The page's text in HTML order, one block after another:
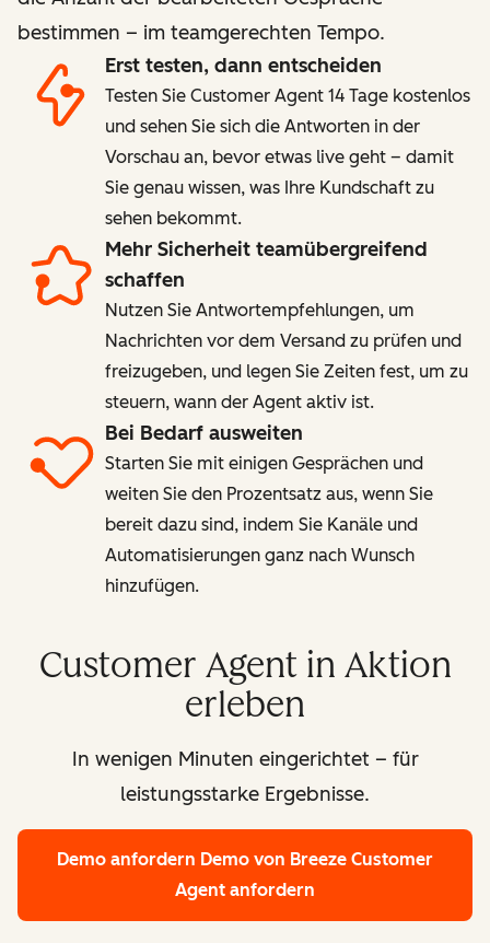
bestimmen – im teamgerechten Tempo.
Erst testen, dann entscheiden
Testen Sie Customer Agent 14 Tage kostenlos
und sehen Sie sich die Antworten in der
Vorschau an, bevor etwas live geht – damit
Sie genau wissen, was Ihre Kundschaft zu
sehen bekommt.
Mehr Sicherheit teamübergreifend
schaffen
Nutzen Sie Antwortempfehlungen, um
Nachrichten vor dem Versand zu prüfen und
freizugeben, und legen Sie Zeiten fest, um zu
steuern, wann der Agent aktiv ist.
Bei Bedarf ausweiten
Starten Sie mit einigen Gesprächen und
weiten Sie den Prozentsatz aus, wenn Sie
bereit dazu sind, indem Sie Kanäle und
Automatisierungen ganz nach Wunsch
hinzufügen.
Customer Agent in Aktion
erleben
In wenigen Minuten eingerichtet – für
leistungsstarke Ergebnisse.
Demo anfordern Demo von Breeze Customer
Agent anfordern